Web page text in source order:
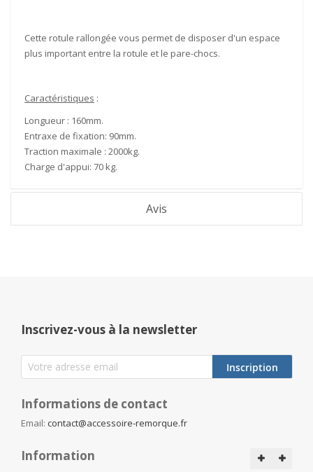
Cette rotule rallongée vous permet de disposer d'un espace
plus important entre la rotule et le pare-chocs.
Caractéristiques :
Longueur : 160mm.
Entraxe de fixation: 90mm.
Traction maximale : 2000kg.
Charge d'appui: 70 kg.
Avis
Inscrivez-vous à la newsletter
Inscription
Informations de contact
Email: contact@accessoire-remorque.fr
Information